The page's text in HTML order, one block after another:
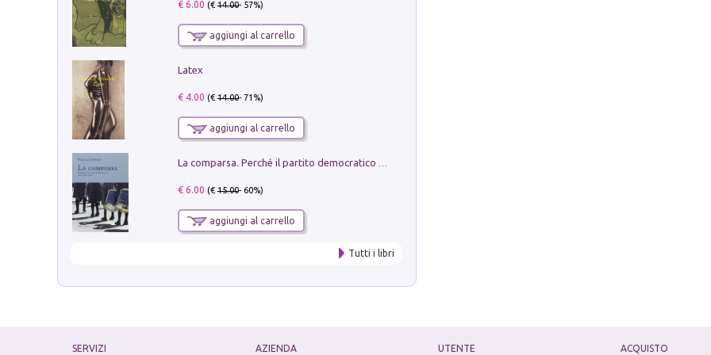
€ 6.00 (€14.00- 57%)
aggiungi al carrello
Latex
€ 4.00 (€14.00- 71%)
aggiungi al carrello
€ 6.00 (€15.00- 60%)
aggiungi al carrello
Tutti i libri
SERVIZI AZIENDA UTENTE ACQUISTO